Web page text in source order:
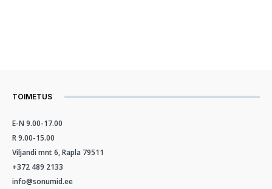
TOIMETUS
E-N 9.00-17.00
R 9.00-15.00
Viljandi mnt 6, Rapla 79511
+372 489 2133
info@sonumid.ee